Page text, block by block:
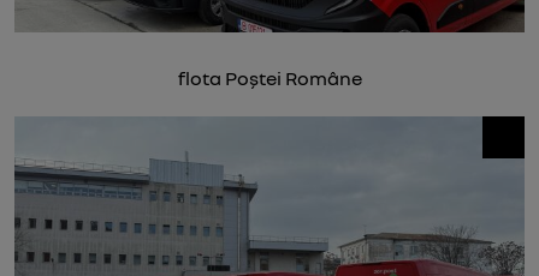
flota Poștei Române